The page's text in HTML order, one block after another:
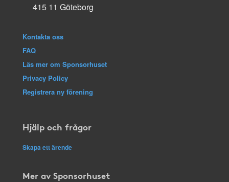
415 11 Göteborg
Kontakta oss
FAQ
Läs mer om Sponsorhuset
Privacy Policy
Registrera ny förening
Hjälp och frågor
Skapa ett ärende
Mer av Sponsorhuset